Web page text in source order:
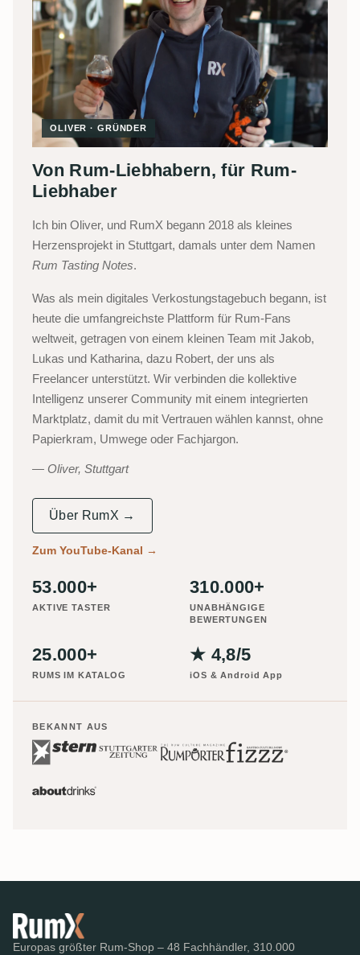
OLIVER · GRÜNDER
Von Rum-Liebhabern, für Rum-
Liebhaber
Ich bin Oliver, und RumX begann 2018 als kleines
Herzensprojekt in Stuttgart, damals unter dem Namen
Rum Tasting Notes.
Was als mein digitales Verkostungstagebuch begann, ist
heute die umfangreichste Plattform für Rum-Fans
weltweit, getragen von einem kleinen Team mit Jakob,
Lukas und Katharina, dazu Robert, der uns als
Freelancer unterstützt. Wir verbinden die kollektive
Intelligenz unserer Community mit einem integrierten
Marktplatz, damit du mit Vertrauen wählen kannst, ohne
Papierkram, Umwege oder Fachjargon.
Oliver, Stuttgart
Über RumX →
Zum YouTube-Kanal →
53.000+
AKTIVE TASTER
310.000+
UNABHÄNGIGE
BEWERTUNGEN
25.000+
RUMS IM KATALOG
★ 4,8/5
iOS & Android App
BEKANNT AUS
Europas größter Rum-Shop – 48 Fachhändler, 310.000